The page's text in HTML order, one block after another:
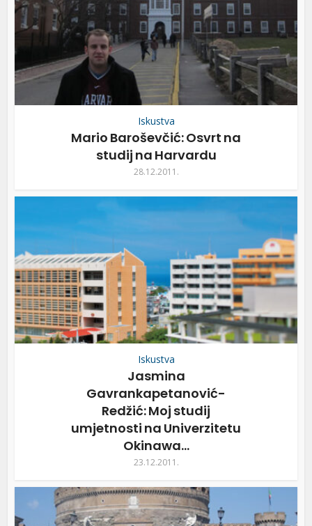
Iskustva
Mario Baroševčić: Osvrt na
studij na Harvardu
28.12.2011.
Iskustva
Jasmina
Gavrankapetanović-
Redžić: Moj studij
umjetnosti na Univerzitetu
Okinawa...
23.12.2011.